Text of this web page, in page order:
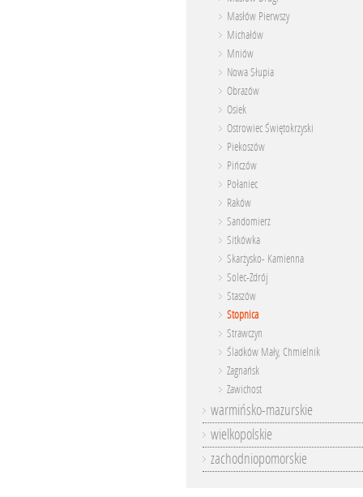
Masłów Pierwszy
Michałów
Mniów
Nowa Słupia
Obrazów
Osiek
Ostrowiec Świętokrzyski
Piekoszów
Pińczów
Połaniec
Raków
Sandomierz
Sitkówka
Skarżysko- Kamienna
Solec-Zdrój
Staszów
Stopnica
Strawczyn
Śladków Mały, Chmielnik
Zagnańsk
Zawichost
warmińsko-mazurskie
wielkopolskie
zachodniopomorskie